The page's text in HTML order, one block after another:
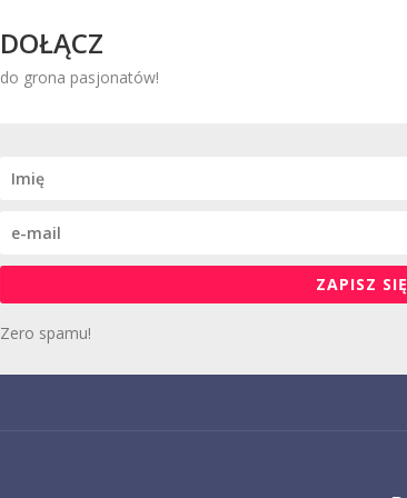
DOŁĄCZ
do grona pasjonatów!
ZAPISZ
Zero spamu!